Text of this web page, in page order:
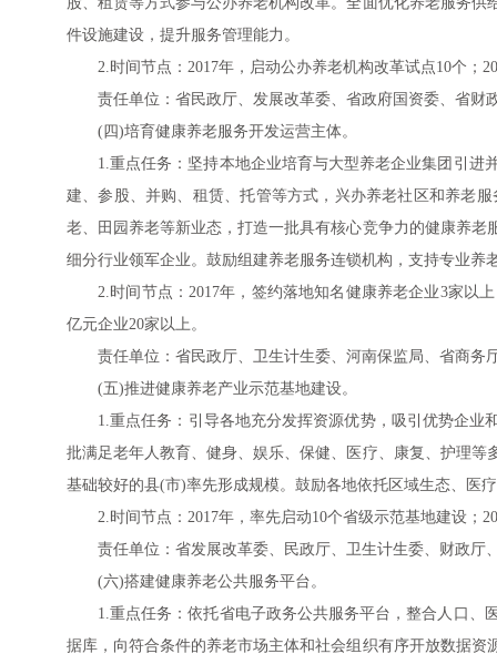
件设施建设，提升服务管理能力。
2.时间节点：2017年，启动公办养老机构改革试点10个；
责任单位：省民政厅、发展改革委、省政府国资委、省财
(四)培育健康养老服务开发运营主体。
1.重点任务：坚持本地企业培育与大型养老企业集团引
建、参股、并购、租赁、托管等方式，兴办养老社区和养老
老、田园养老等新业态，打造一批具有核心竞争力的健康养
细分行业领军企业。鼓励组建养老服务连锁机构，支持专业
2.时间节点：2017年，签约落地知名健康养老企业3家以
亿元企业20家以上。
责任单位：省民政厅、卫生计生委、河南保监局、省商务
(五)推进健康养老产业示范基地建设。
1.重点任务：引导各地充分发挥资源优势，吸引优势企业
批满足老年人教育、健身、娱乐、保健、医疗、康复、护理
基础较好的县(市)率先形成规模。鼓励各地依托区域生态、医
2.时间节点：2017年，率先启动10个省级示范基地建设；
责任单位：省发展改革委、民政厅、卫生计生委、财政厅
(六)搭建健康养老公共服务平台。
1.重点任务：依托省电子政务公共服务平台，整合人口
据库，向符合条件的养老市场主体和社会组织有序开放数据